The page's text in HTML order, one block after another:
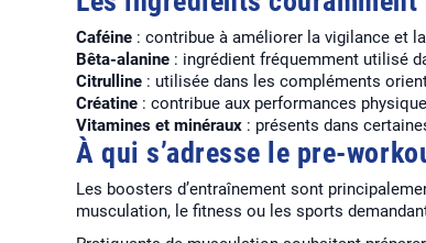
Caféine : contribue à améliorer la vigilance et
Bêta-alanine : ingrédient fréquemment utilisé
Citrulline : utilisée dans les compléments
Créatine : contribue aux performances
Vitamines et minéraux : présents dans
À qui s’adresse le pre-
Les boosters d’entraînement sont
musculation, le fitness ou les sports